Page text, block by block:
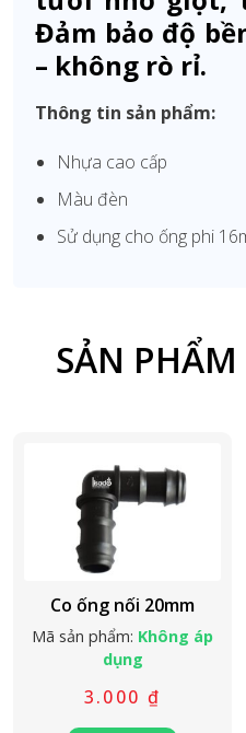
Đảm bảo độ
– không rò rỉ.
Thông tin sản phẩm:
Nhựa cao cấp
Màu đèn
Sử dụng cho ống phi
SẢN
Co ống nối 20mm
Mã sản phẩm: Không áp
dụng
3.000 ₫